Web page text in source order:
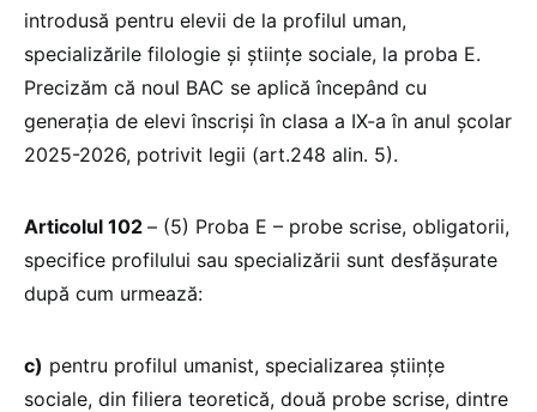
introdusă pentru elevii de la profilul uman,
specializările filologie și științe sociale, la proba E.
Precizăm că noul BAC se aplică începând cu
generația de elevi înscriși în clasa a IX-a în anul școlar
2025-2026, potrivit legii (art.248 alin. 5).
Articolul 102 – (5) Proba E – probe scrise, obligatorii,
specifice profilului sau specializării sunt desfășurate
după cum urmează:
c) pentru profilul umanist, specializarea științe
sociale, din filiera teoretică, două probe scrise, dintre